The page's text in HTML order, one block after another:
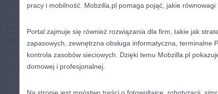
pracy i mobilność. Mobzilla.pl pomaga pojąć, jakie
Portal zajmuje się również rozwiązania dla firm, takie jak
zapasowych, zewnętrzna obsługa informatyczna, terminalne
kontrola zasobów sieciowych. Dzięki temu Mobzilla.pl
domowej i profesjonalnej.